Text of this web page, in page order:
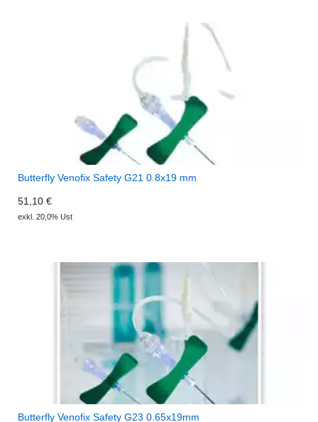
Butterfly Venofix Safety G21 0.8x19 mm
51,10 €
exkl. 20,0% Ust
Butterfly Venofix Safety G23 0.65x19mm